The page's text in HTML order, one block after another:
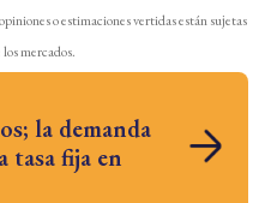
o estimaciones vertidas están sujetas
mercados.
la demanda
tasa fija en